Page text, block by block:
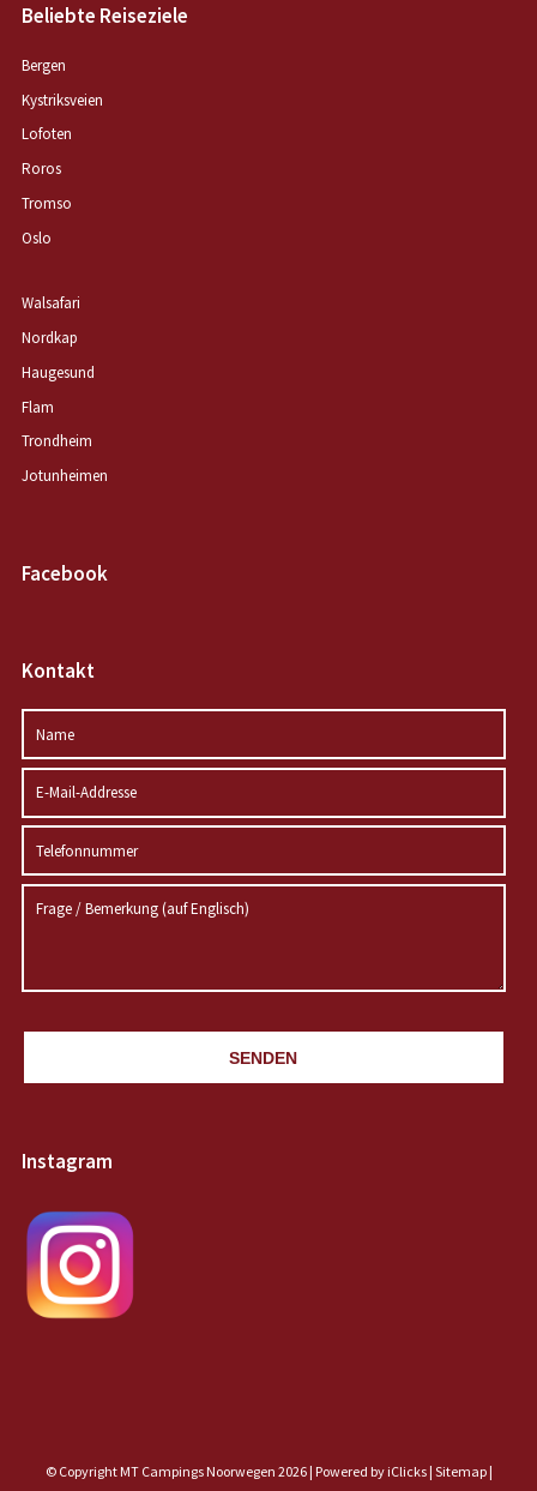
Beliebte Reiseziele
Bergen
Kystriksveien
Lofoten
Roros
Tromso
Oslo
Walsafari
Nordkap
Haugesund
Flam
Trondheim
Jotunheimen
Facebook
Kontakt
SENDEN
Instagram
© Copyright MT Campings Noorwegen 2026 | Powered by iClicks| Sitemap|